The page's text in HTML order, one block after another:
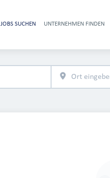
JOBS SUCHEN UNTERNEHMEN FINDEN